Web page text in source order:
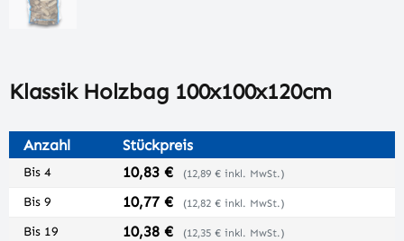
Klassik Holzbag 100x100x120cm
Anzahl Stückpreis
Bis 4 10,83 € (12,89 € inkl. MwSt.)
Bis 9 10,77 € (12,82 € inkl. MwSt.)
Bis 19 10,38 € (12,35 € inkl. MwSt.)